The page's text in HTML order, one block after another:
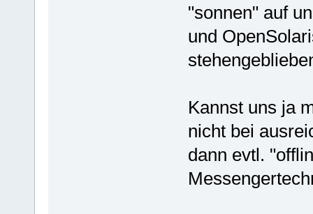
"sonnen" auf
und
Kannst uns ja
nicht bei
dann evtl.